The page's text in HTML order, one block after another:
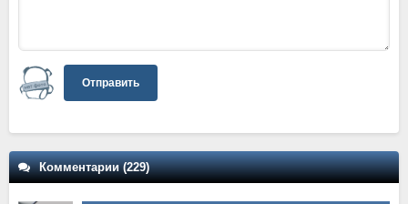
Отправить
Комментарии (229)